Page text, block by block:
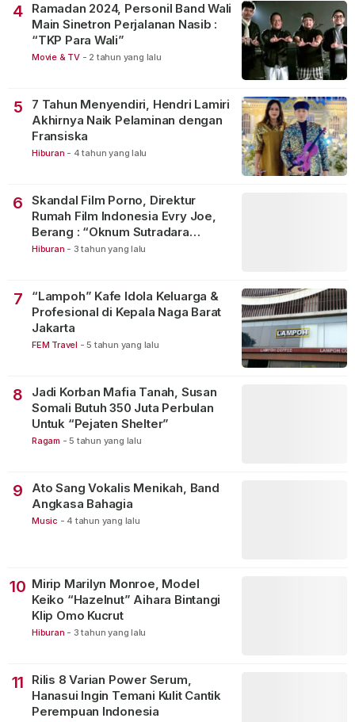
4
Ramadan 2024, Personil Band Wali
Main Sinetron Perjalanan Nasib :
“TKP Para Wali”
Movie & TV - 2 tahun yang lalu
5
7 Tahun Menyendiri, Hendri Lamiri
Akhirnya Naik Pelaminan dengan
Fransiska
Hiburan - 4 tahun yang lalu
6
Skandal Film Porno, Direktur
Rumah Film Indonesia Evry Joe,
Berang : “Oknum Sutradara
Merusak Perfilman Indonesia”!
Hiburan - 3 tahun yang lalu
7
“Lampoh” Kafe Idola Keluarga &
Profesional di Kepala Naga Barat
Jakarta
FEM Travel - 5 tahun yang lalu
8
Jadi Korban Mafia Tanah, Susan
Somali Butuh 350 Juta Perbulan
Untuk “Pejaten Shelter”
Ragam - 5 tahun yang lalu
9
Ato Sang Vokalis Menikah, Band
Angkasa Bahagia
Music - 4 tahun yang lalu
10 Mirip Marilyn Monroe, Model
Keiko “Hazelnut” Aihara Bintangi
Klip Omo Kucrut
Hiburan - 3 tahun yang lalu
11
Rilis 8 Varian Power Serum,
Hanasui Ingin Temani Kulit Cantik
Perempuan Indonesia